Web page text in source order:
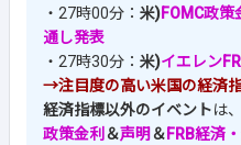
・27時00分： 米)FOMC政策
通し発表
・27時30分： 米)イエレン
→注目度の高い米国の経済
経済指標以外のイベントは、
政策金利 ＆声明 ＆ FRB経済